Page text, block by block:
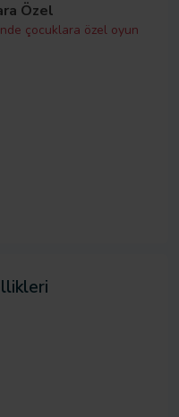
Özel
çocuklara özel oyun